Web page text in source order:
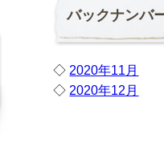
バックナンバ
◇ 2020年11月
◇ 2020年12月